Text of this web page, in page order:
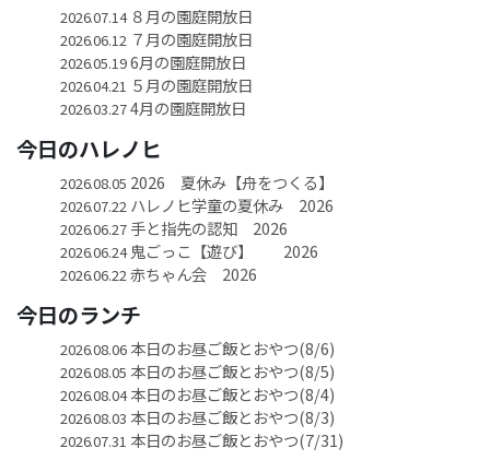
2026.07.14８月の園庭開放日
2026.06.12７月の園庭開放日
2026.05.196月の園庭開放日
2026.04.21 ５月の園庭開放日
2026.03.274月の園庭開放日
今日のハレノヒ
2026.08.05 2026 夏休み【舟をつくる】
2026.07.22ハレノヒ学童の夏休み 2026
2026.06.27手と指先の認知 2026
2026.06.24鬼ごっこ【遊び】 2026
2026.06.22赤ちゃん会 2026
今日のランチ
2026.08.06本日のお昼ご飯とおやつ(8/6)
2026.08.05 本日のお昼ご飯とおやつ(8/5)
2026.08.04本日のお昼ご飯とおやつ(8/4)
2026.08.03 本日のお昼ご飯とおやつ(8/3)
2026.07.31 本日のお昼ご飯とおやつ(7/31)